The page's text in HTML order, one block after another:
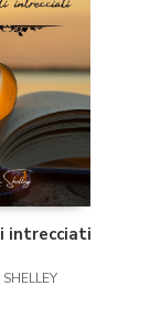
intrecciati